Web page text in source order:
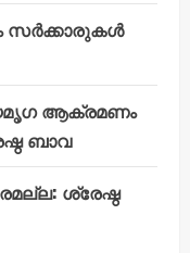
ആക്രമണം
ബാവ
ശ്രേഷ്ഠ